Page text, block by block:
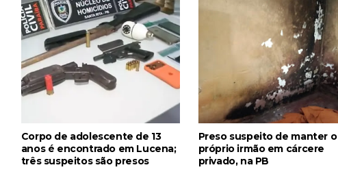
Corpo de adolescente de 13
anos é encontrado em Lucena;
três suspeitos são presos
Preso suspeito de manter o
próprio irmão em cárcere
privado, na PB